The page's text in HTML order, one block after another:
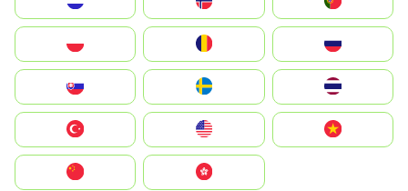
United States
中國香港特別行政區